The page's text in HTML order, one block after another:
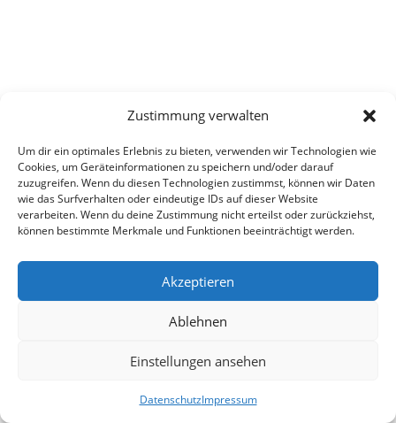
Zustimmung verwalten
Um dir ein optimales Erlebnis zu bieten, verwenden wir Technologien wie
Cookies, um Geräteinformationen zu speichern und/oder darauf
zuzugreifen. Wenn du diesen Technologien zustimmst, können wir Daten
wie das Surfverhalten oder eindeutige IDs auf dieser Website
verarbeiten. Wenn du deine Zustimmung nicht erteilst oder zurückziehst,
können bestimmte Merkmale und Funktionen beeinträchtigt werden.
Akzeptieren
Ablehnen
Einstellungen ansehen
DatenschutzImpressum